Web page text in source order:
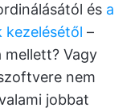
és a
kezelésétől –
Vagy
nem
jobbat